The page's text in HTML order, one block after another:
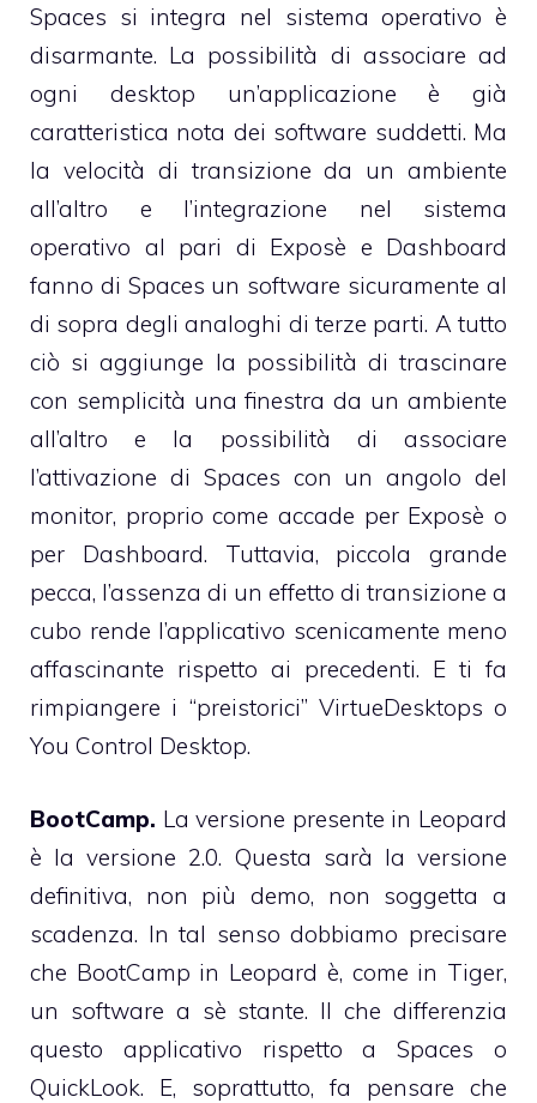
Spaces si integra nel sistema operativo è
disarmante. La possibilità di associare ad
ogni desktop un’applicazione è già
caratteristica nota dei software suddetti. Ma
la velocità di transizione da un ambiente
all’altro e l’integrazione nel sistema
operativo al pari di Exposè e Dashboard
fanno di Spaces un software sicuramente al
di sopra degli analoghi di terze parti. A tutto
ciò si aggiunge la possibilità di trascinare
con semplicità una finestra da un ambiente
all’altro e la possibilità di associare
l’attivazione di Spaces con un angolo del
monitor, proprio come accade per Exposè o
per Dashboard. Tuttavia, piccola grande
pecca, l’assenza di un effetto di transizione a
cubo rende l’applicativo scenicamente meno
affascinante rispetto ai precedenti. E ti fa
rimpiangere i “preistorici” VirtueDesktops o
You Control Desktop.
BootCamp. La versione presente in Leopard
è la versione 2.0. Questa sarà la versione
definitiva, non più demo, non soggetta a
scadenza. In tal senso dobbiamo precisare
che BootCamp in Leopard è, come in Tiger,
un software a sè stante. Il che differenzia
questo applicativo rispetto a Spaces o
QuickLook. E, soprattutto, fa pensare che